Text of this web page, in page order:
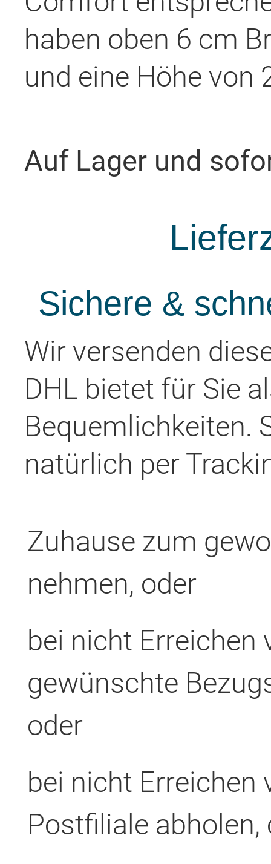
haben oben 6 cm
und eine Höhe von
Auf Lager und
Sichere &
Wir versenden
DHL bietet für Sie
Bequemlichkeiten.
natürlich per
Zuhause zum
nehmen, oder
bei nicht Erreichen
gewünschte
oder
bei nicht Erreichen
Postfiliale abholen,